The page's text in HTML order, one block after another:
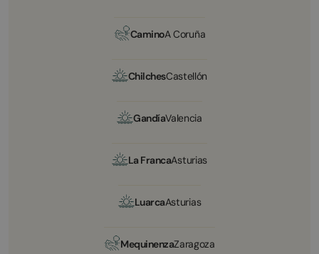
CaminoA Coruña
ChilchesCastellón
GandíaValencia
La FrancaAsturias
LuarcaAsturias
MequinenzaZaragoza